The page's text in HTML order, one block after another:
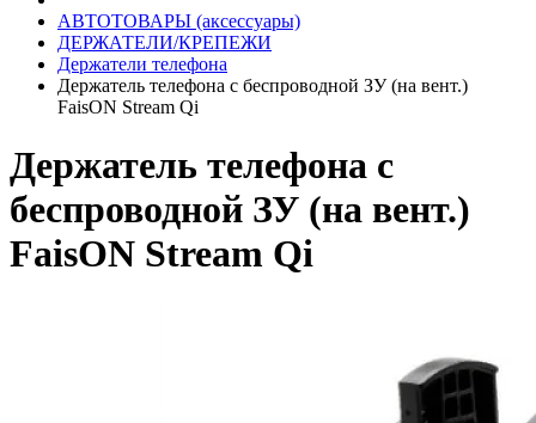
АВТОТОВАРЫ (аксессуары)
ДЕРЖАТЕЛИ/КРЕПЕЖИ
Держатели телефона
Держатель телефона с беспроводной ЗУ (на вент.)
FaisON Stream Qi
Держатель телефона с
беспроводной ЗУ (на вент.)
FaisON Stream Qi